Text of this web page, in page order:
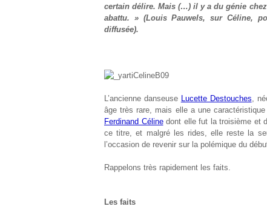
certain délire. Mais (…) il y a du génie
abattu. » (Louis Pauwels, sur Céline,
diffusée).
L’ancienne danseuse Lucette Destouches,
âge très rare, mais elle a une
Ferdinand Célinedont elle fut la troisième et
ce titre, et malgré les rides, elle reste la
l’occasion de revenir sur la polémique du
Rappelons très rapidement les faits.
Les faits